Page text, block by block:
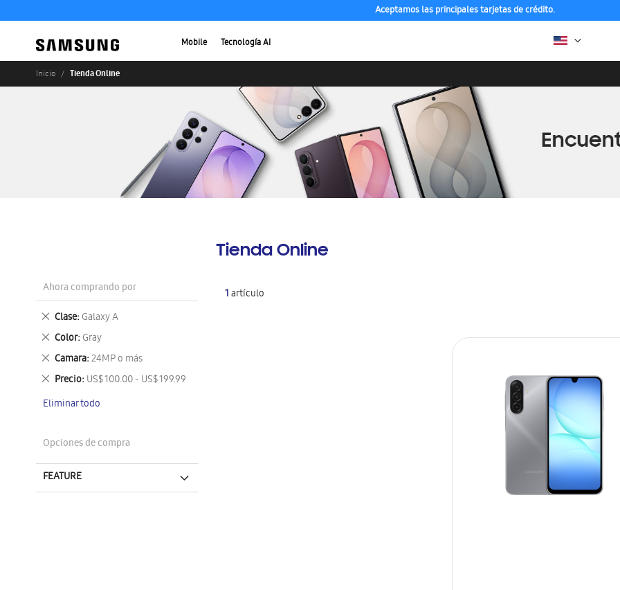
Aceptamos las principales tarjetas de crédito.
Mobile Tecnología AI
Inicio Tienda Online
Tienda Online
1artículo
Ahora comprando por
Clase Galaxy A
Eliminar
este
artículo
Color Gray
Eliminar
este
artículo
Camara 24MP o más
Eliminar
este
artículo
Precio US$ 100.00 - US$ 199.99
Eliminar
artículo
Eliminar todo
Opciones de compra
FEATURE